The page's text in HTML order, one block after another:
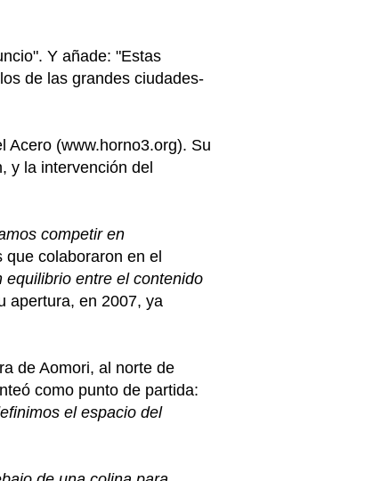
Y añade: "Estas
de las grandes ciudades-
Acero (www.horno3.org). Su
y la intervención del
competir en
colaboraron en el
entre el contenido
apertura, en 2007, ya
de Aomori, al norte de
como punto de partida:
el espacio del